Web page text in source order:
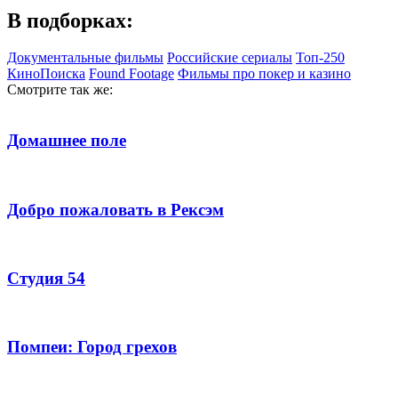
В подборках:
Документальные фильмы Российские сериалы Топ-250
КиноПоиска Found Footage Фильмы про покер и казино
Смотрите так же:
Домашнее поле
Добро пожаловать в Рексэм
Студия 54
Помпеи: Город грехов